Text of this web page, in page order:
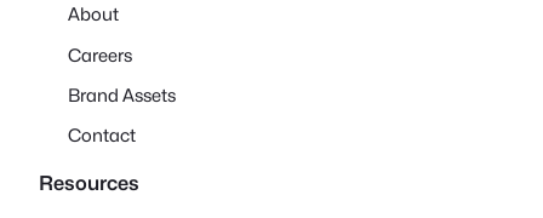
About
Careers
Brand Assets
Contact
Resources